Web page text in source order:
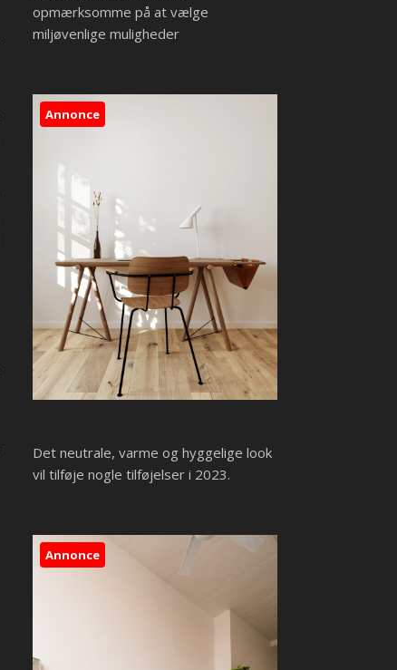
opmærksomme på at vælge
miljøvenlige muligheder
Annonce
Det neutrale, varme og hyggelige look
vil tilføje nogle tilføjelser i 2023.
Annonce